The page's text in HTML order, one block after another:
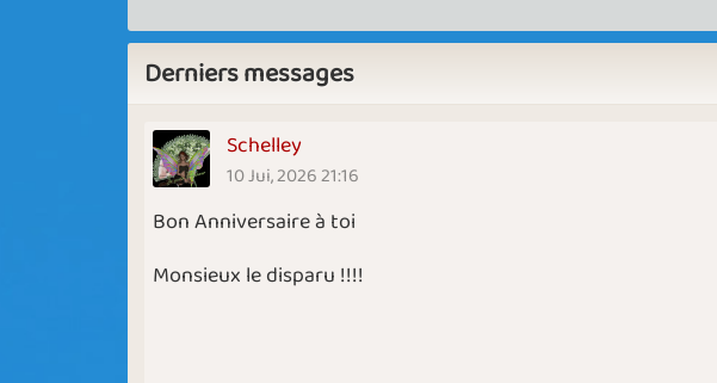
Derniers messages
Schelley
10 Jui, 2026 21:16
Bon Anniversaire à toi
Monsieux le disparu !!!!